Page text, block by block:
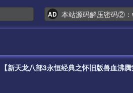
AD 本站源码解压密码②：